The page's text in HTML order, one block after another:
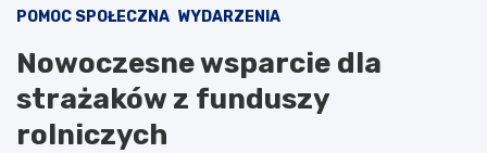
POMOC SPOŁECZNA WYDARZENIA
Nowoczesne wsparcie dla
strażaków z funduszy
rolniczych